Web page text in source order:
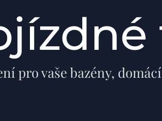
pro vaše bazény,